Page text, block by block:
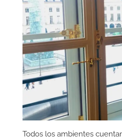
Todos los ambientes